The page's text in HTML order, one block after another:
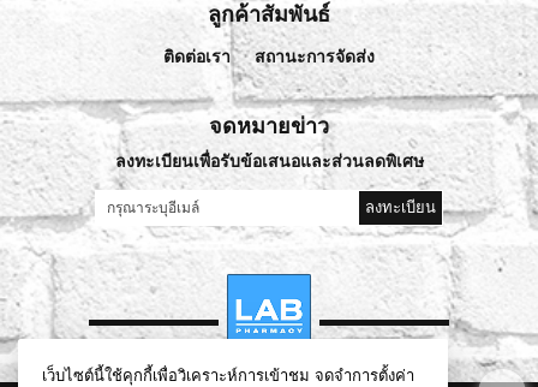
ลูกค้าสัมพันธ์
ติดต่อเรา สถานะการจัดส่ง
จดหมายข่าว
ลงทะเบียนเพื่อรับข้อเสนอและส่วนลดพิเศษ
ลงทะเบียน
เว็บไซต์นี้ใช้คุกกี้เพื่อวิเคราะห์การเข้าชม จดจำการตั้งค่า